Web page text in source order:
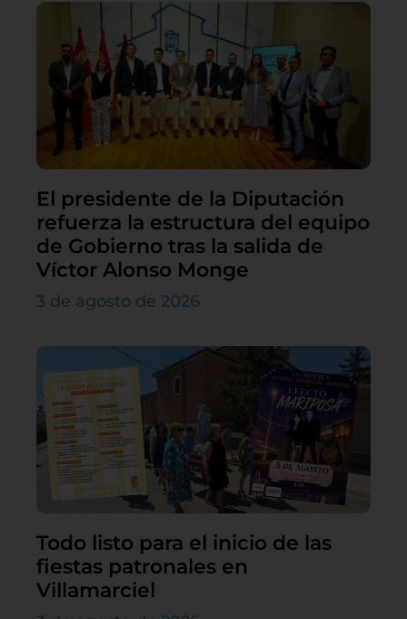
El presidente de la Diputación
refuerza la estructura del equipo
de Gobierno tras la salida de
Víctor Alonso Monge
3 de agosto de 2026
Todo listo para el inicio de las
fiestas patronales en
Villamarciel